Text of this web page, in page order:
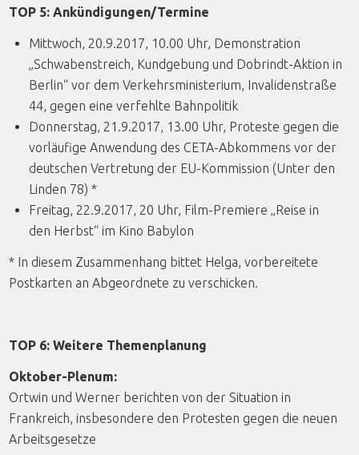
TOP 5: Ankündigungen/Termine
Mittwoch, 20.9.2017, 10.00 Uhr, Demonstration
„Schwabenstreich, Kundgebung und Dobrindt-Aktion in
Berlin“ vor dem Verkehrsministerium, Invalidenstraße
44, gegen eine verfehlte Bahnpolitik
Donnerstag, 21.9.2017, 13.00 Uhr, Proteste gegen die
vorläufige Anwendung des CETA-Abkommens vor der
deutschen Vertretung der EU-Kommission (Unter den
Linden 78) *
Freitag, 22.9.2017, 20 Uhr, Film-Premiere „Reise in
den Herbst“ im Kino Babylon
* In diesem Zusammenhang bittet Helga, vorbereitete
Postkarten an Abgeordnete zu verschicken.
TOP 6: Weitere Themenplanung
Oktober-Plenum:
Ortwin und Werner berichten von der Situation in
Frankreich, insbesondere den Protesten gegen die neuen
Arbeitsgesetze